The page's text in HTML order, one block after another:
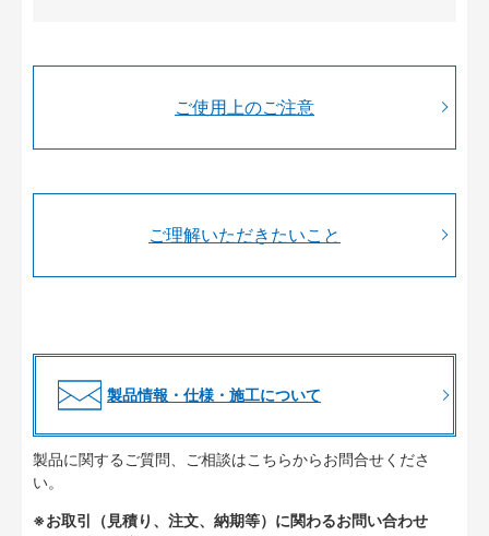
ご使用上のご注意
ご理解いただきたいこと
製品情報・仕様・施工について
製品に関するご質問、ご相談はこちらからお問合せくださ
い。
※お取引（見積り、注文、納期等）に関わるお問い合わせ